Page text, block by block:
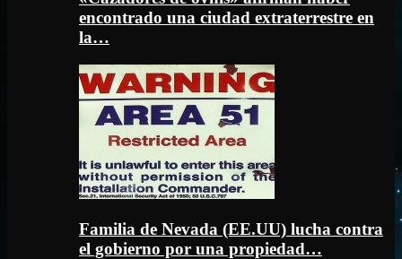
encontrado una ciudad extraterrestre en
la…
Familia de Nevada (EE.UU) lucha contra
el gobierno por una propiedad…